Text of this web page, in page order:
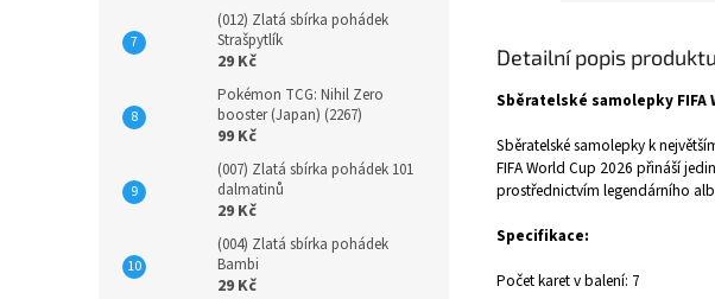
(012) Zlatá sbírka pohádek
Strašpytlík
29 Kč
Pokémon TCG: Nihil Zero
booster (Japan) (2267)
99 Kč
(007) Zlatá sbírka pohádek 101
dalmatinů
29 Kč
(004) Zlatá sbírka pohádek
Bambi
29 Kč
Detailní popis produktu
Sběratelské samolepky FIFA
Sběratelské samolepky k
FIFA World Cup 2026 přináší
prostřednictvím legendárního
Specifikace:
Počet karet v balení: 7